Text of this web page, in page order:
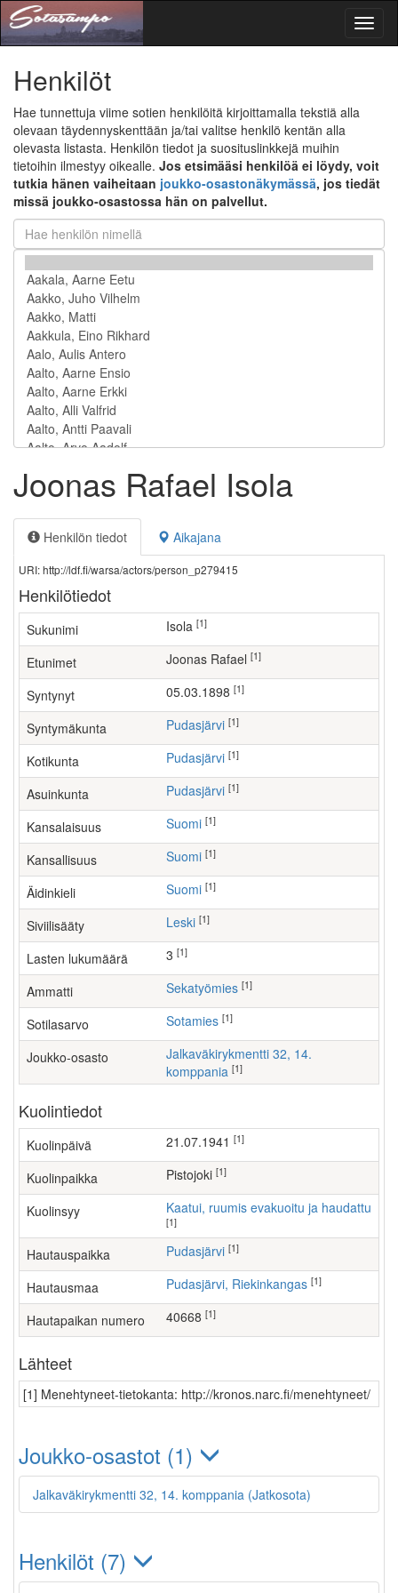
Henkilöt
Hae tunnettuja viime sotien henkilöitä kirjoittamalla tekstiä alla
olevaan täydennyskenttään ja/tai valitse henkilö kentän alla
olevasta listasta. Henkilön tiedot ja suosituslinkkejä muihin
tietoihin ilmestyy oikealle. Jos etsimääsi henkilöä ei löydy, voit
tutkia hänen vaiheitaan joukko-osastonäkymässä, jos tiedät
missä joukko-osastossa hän on palvellut.
Joonas Rafael Isola
Henkilön tiedot Aikajana
URI: http://ldf.fi/warsa/actors/person_p279415
Henkilötiedot
Sukunimi Isola [1]
Etunimet Joonas Rafael [1]
Syntynyt 05.03.1898 [1]
Syntymäkunta Pudasjärvi [1]
Kotikunta Pudasjärvi [1]
Asuinkunta Pudasjärvi [1]
Kansalaisuus Suomi [1]
Kansallisuus Suomi [1]
Äidinkieli Suomi [1]
Siviilisääty Leski [1]
Lasten lukumäärä [1]
Ammatti sekatyömies [1]
Sotilasarvo Sotamies [1]
Joukko-osasto
Jalkaväkirykmentti 32, 14.
komppania [1]
Kuolintiedot
Kuolinpäivä 21.07.1941 [1]
Kuolinpaikka Pistojoki [1]
Kuolinsyy Kaatui, ruumis evakuoitu ja haudattu
[1]
Hautauspaikka Pudasjärvi [1]
Hautausmaa Pudasjärvi, Riekinkangas [1]
Hautapaikan numero 40668 [1]
Lähteet
[1] Menehtyneet-tietokanta: http://kronos.narc.fi/menehtyneet/
Joukko-osastot (1)
Jalkaväkirykmentti 32, 14. komppania (Jatkosota)
Henkilöt (7)